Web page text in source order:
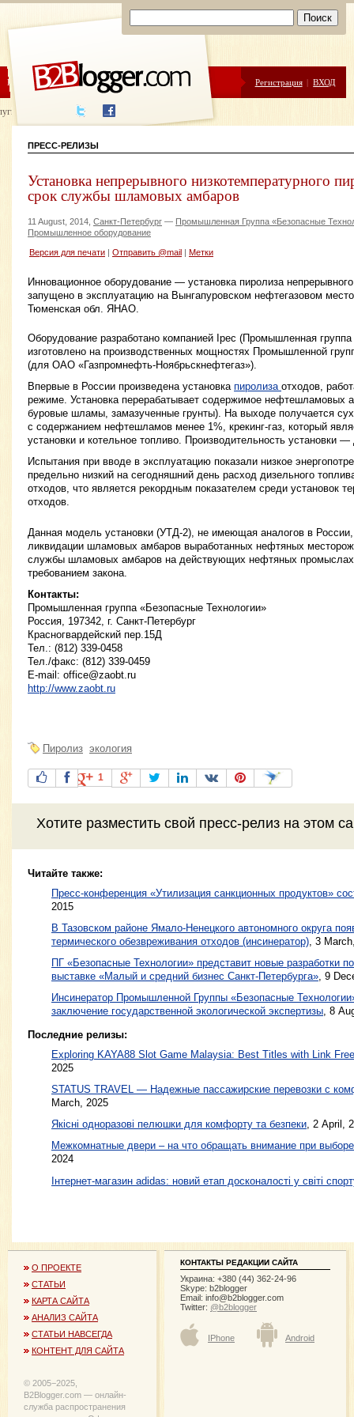
ЦЕНЫ ПОМОЩЬ Регистрация | ВХОД
написания
ПРЕСС-РЕЛИЗЫ
Установка непрерывного низкотемпературного
срок службы шламовых амбаров
11 August, 2014, Санкт-Петербург — Промышленная Группа «Безопасные
Промышленное оборудование
Версия для печати Отправить @mail Метки
Инновационное оборудование — установка пиролиза
запущено в эксплуатацию на Вынгапуровском нефтегазовом
Тюменская обл. ЯНАО.
Оборудование разработано компанией Ipec (Промышленная
изготовлено на производственных мощностях Промышленной
(для ОАО «Газпромнефть-Ноябрьскнефтегаз»).
Впервые в России произведена установка пиролиза отходов,
режиме. Установка перерабатывает содержимое нефтешламовых
буровые шламы, замазученные грунты). На выходе получается
с содержанием нефтешламов менее 1%, крекинг-газ, который
установки и котельное топливо. Производительность установки
Испытания при вводе в эксплуатацию показали низкое
предельно низкий на сегодняшний день расход дизельного
отходов, что является рекордным показателем среди установок
отходов.
Данная модель установки (УТД-2), не имеющая аналогов в
ликвидации шламовых амбаров выработанных нефтяных
службы шламовых амбаров на действующих нефтяных промыслах,
требованием закона.
Контакты:
Промышленная группа «Безопасные Технологии»
Россия, 197342, г. Санкт-Петербург
Красногвардейский пер.15Д
Тел.: (812) 339-0458
Тел./факс: (812) 339-0459
E-mail: office@zaobt.ru
http://www.zaobt.ru
Пиролиз экология
1
Хотите разместить свой пресс-релиз на этом
Читайте также:
Пресс-конференция «Утилизация санкционных продуктов»
2015
В Тазовском районе Ямало-Ненецкого автономного округа
термического обезвреживания отходов (инсинератор) 3
ПГ «Безопасные Технологии» представит новые разработки
выставке «Малый и средний бизнес Санкт-Петербурга», 9
Инсинератор Промышленной Группы «Безопасные
заключение государственной экологической экспертизы, 8
Последние релизы:
Exploring KAYA88 Slot Game Malaysia: Best Titles with Link
2025
STATUS TRAVEL — Надежные пассажирские перевозки с
March, 2025
Якісні одноразові пелюшки для комфорту та безпеки, 2 April,
Межкомнатные двери – на что обращать внимание при
2024
Інтернет-магазин adidas: новий етап досконалості у світі
О ПРОЕКТЕ
СТАТЬИ
КАРТА САЙТА
АНАЛИЗ САЙТА
СТАТЬИ НАВСЕГДА
КОНТЕНТ ДЛЯ САЙТА
© 2005−2025,
B2Blogger.com — онлайн-
служба распространения
КОНТАКТЫ РЕДАКЦИИ САЙТА
Украина: +380 (44) 362-24-96
Skype: b2blogger
Email: info@b2blogger.com
Twitter: @b2blogger
IPhone Android